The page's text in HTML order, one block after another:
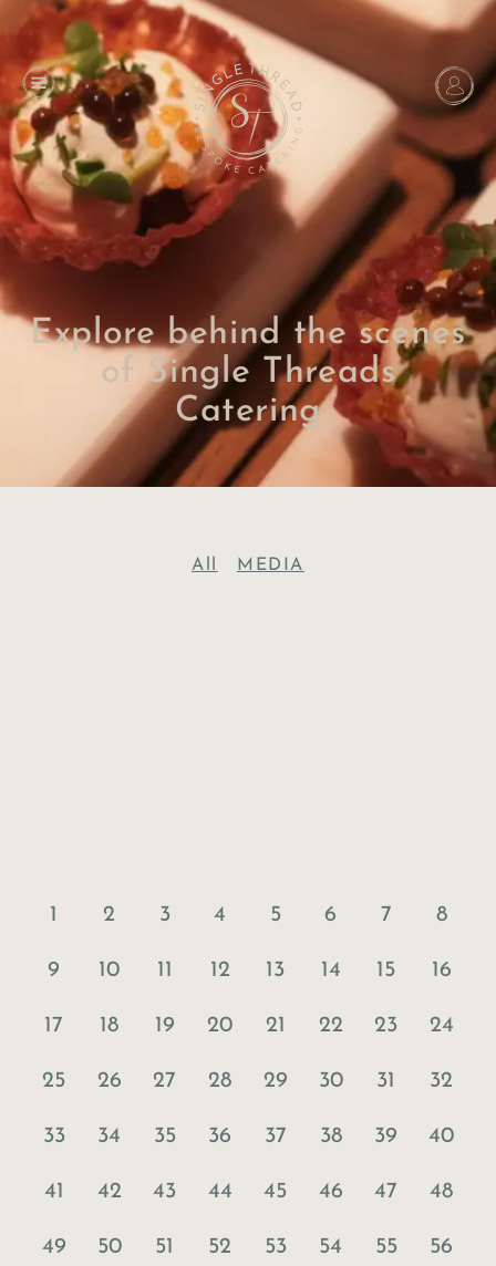
Explore behind the scenes
of Single Threads
Catering
All MEDIA
1 2 3 4 5 6 7 8
9 10 11 12 13 14 15 16
17 18 19 20 21 22 23 24
25 26 27 28 29 30 31 32
33 34 35 36 37 38 39 40
41 42 43 44 45 46 47 48
49 50 51 52 53 54 55 56